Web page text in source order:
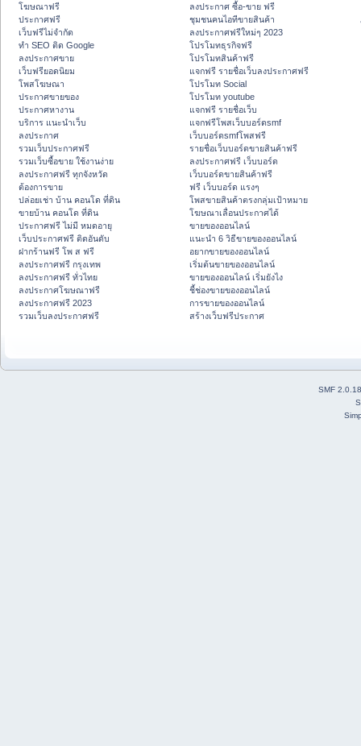
โฆษณาฟรี
ประกาศฟรี
เว็บฟรีไม่จำกัด
ทำ SEO ติด Google
ลงประกาศขาย
เว็บฟรียอดนิยม
โพสโฆษณา
ประกาศขายของ
ประกาศหางาน
บริการ แนะนำเว็บ
ลงประกาศ
รวมเว็บประกาศฟรี
รวมเว็บซื้อขาย ใช้งานง่าย
ลงประกาศฟรี ทุกจังหวัด
ต้องการขาย
ปล่อยเช่า บ้าน คอนโด ที่ดิน
ขายบ้าน คอนโด ที่ดิน
ประกาศฟรี ไม่มี หมดอายุ
เว็บประกาศฟรี ติดอันดับ
ฝากร้านฟรี โพ ส ฟรี
ลงประกาศฟรี กรุงเทพ
ลงประกาศฟรี ทั่วไทย
ลงประกาศโฆษณาฟรี
ลงประกาศฟรี 2023
รวมเว็บลงประกาศฟรี
ลงประกาศ ซื้อ-ขาย ฟรี
ชุมชนคนไอทีขายสินค้า
ลงประกาศฟรีใหม่ๆ 2023
โปรโมทธุรกิจฟรี
โปรโมทสินค้าฟรี
แจกฟรี รายชื่อเว็บลงประกาศฟรี
โปรโมท Social
โปรโมท youtube
แจกฟรี รายชื่อเว็บ
แจกฟรีโพสเว็บบอร์ดsmf
เว็บบอร์ดsmfโพสฟรี
รายชื่อเว็บบอร์ดขายสินค้าฟรี
ลงประกาศฟรี เว็บบอร์ด
เว็บบอร์ดขายสินค้าฟรี
ฟรี เว็บบอร์ด แรงๆ
โพสขายสินค้าตรงกลุ่มเป้าหมาย
โฆษณาเลื่อนประกาศได้
ขายของออนไลน์
แนะนำ 6 วิธีขายของออนไลน์
อยากขายของออนไลน์
เริ่มต้นขายของออนไลน์
ขายของออนไลน์ เริ่มยังไง
ชี้ช่องขายของออนไลน์
การขายของออนไลน์
สร้างเว็บฟรีประกาศ
SMF 2.0.18